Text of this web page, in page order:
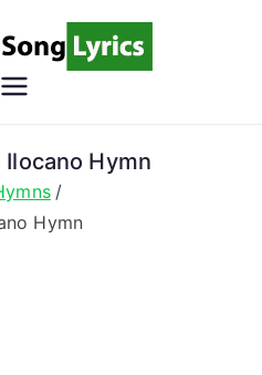
Song
Lyrics
Christian Lyrics Online!
Hymn
Hymn